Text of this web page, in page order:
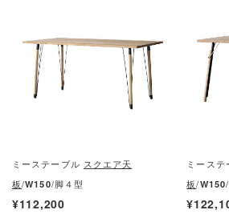
ミーステーブル スクエア天
板/W150/脚４型
¥112,200
ミーステ
板/W150